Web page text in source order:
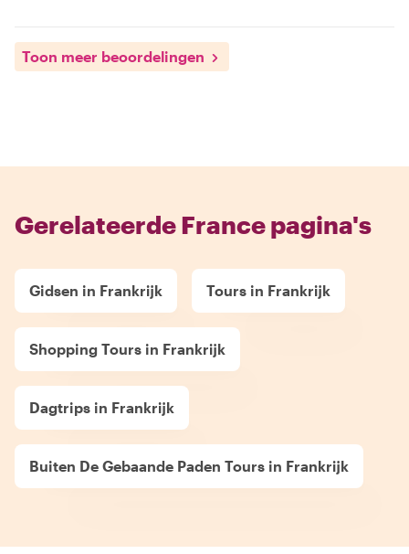
Toon meer beoordelingen
Gerelateerde France pagina's
Gidsen in Frankrijk Tours in Frankrijk
Shopping Tours in Frankrijk
Dagtrips in Frankrijk
Buiten De Gebaande Paden Tours in Frankrijk